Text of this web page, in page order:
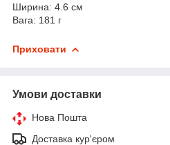
Ширина: 4.6 см
Вага: 181 г
Приховати
Умови доставки
Нова Пошта
Доставка кур'єром